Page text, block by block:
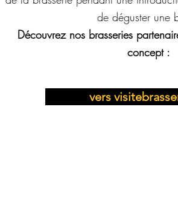
de déguster une
Découvrez nos brasseries
concept :
vers